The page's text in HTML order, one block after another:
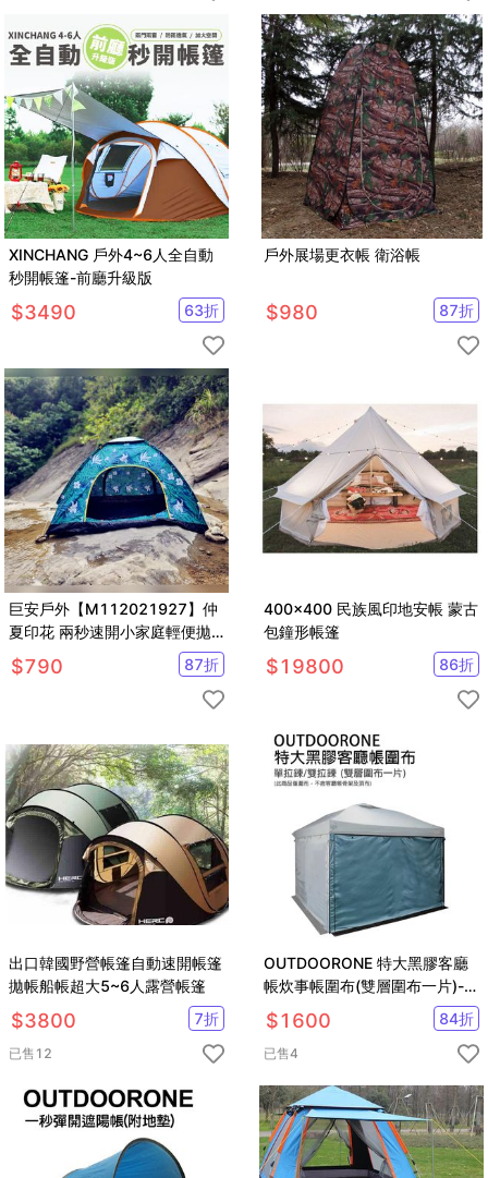
XINCHANG 戶外4~6人全自動
秒開帳篷-前廳升級版
$3490 63折
戶外展場更衣帳 衛浴帳
$980 87折
巨安戶外【M112021927】仲
夏印花 兩秒速開小家庭輕便拋
帳 秒開帳
$790 87折
400x400 民族風印地安帳 蒙古
包鐘形帳篷
$19800 86折
出口韓國野營帳篷自動速開帳篷
拋帳船帳超大5~6人露營帳篷
$3800 7折
已售 12
OUTDOORONE 特大黑膠客廳
帳炊事帳圍布(雙層圍布一片)-拉
鍊款 抗撕裂布料 雙層設計網紗
設計
$1600 84折
已售4